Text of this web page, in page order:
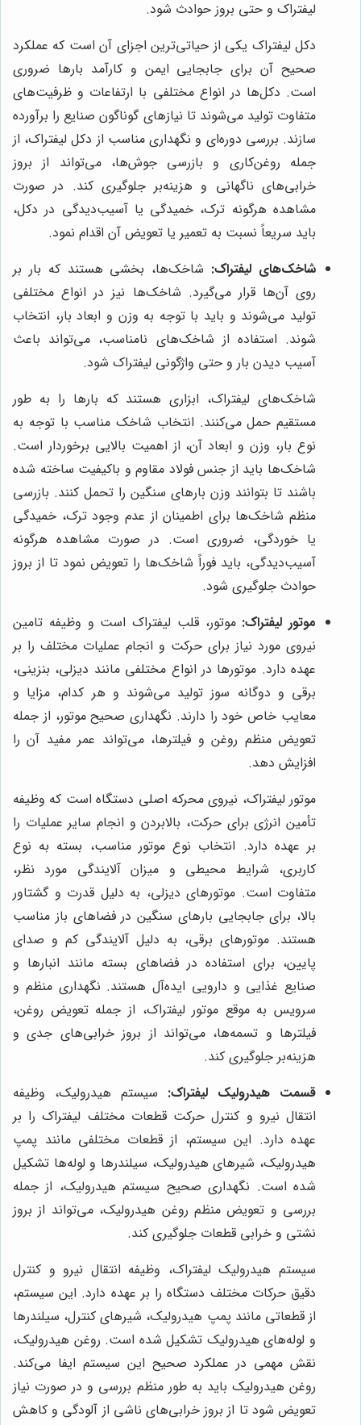
لیفتراک و حتی بروز حوادث شود.
دکل لیفتراک یکی از حیاتی‌ترین اجزای آن است که عملکرد
صحیح آن برای جابجایی ایمن و کارآمد بارها ضروری
است. دکل‌ها در انواع مختلفی با ارتفاعات و ظرفیت‌های
متفاوت تولید می‌شوند تا نیازهای گوناگون صنایع را برآورده
سازند. بررسی دوره‌ای و نگهداری مناسب از دکل لیفتراک، از
جمله روغن‌کاری و بازرسی جوش‌ها، می‌تواند از بروز
خرابی‌های ناگهانی و هزینه‌بر جلوگیری کند. در صورت
مشاهده هرگونه ترک، خمیدگی یا آسیب‌دیدگی در دکل،
باید سریعاً نسبت به تعمیر یا تعویض آن اقدام نمود.
شاخک‌های لیفتراک: شاخک‌ها، بخشی هستند که بار بر
روی آن‌ها قرار می‌گیرد. شاخک‌ها نیز در انواع مختلفی
تولید می‌شوند و باید با توجه به وزن و ابعاد بار، انتخاب
شوند. استفاده از شاخک‌های نامناسب، می‌تواند باعث
آسیب دیدن بار و حتی واژگونی لیفتراک شود.
شاخک‌های لیفتراک، ابزاری هستند که بارها را به طور
مستقیم حمل می‌کنند. انتخاب شاخک مناسب با توجه به
نوع بار، وزن و ابعاد آن، از اهمیت بالایی برخوردار است.
شاخک‌ها باید از جنس فولاد مقاوم و باکیفیت ساخته شده
باشند تا بتوانند وزن بارهای سنگین را تحمل کنند. بازرسی
منظم شاخک‌ها برای اطمینان از عدم وجود ترک، خمیدگی
یا خوردگی، ضروری است. در صورت مشاهده هرگونه
آسیب‌دیدگی، باید فوراً شاخک‌ها را تعویض نمود تا از بروز
حوادث جلوگیری شود.
موتور لیفتراک: موتور، قلب لیفتراک است و وظیفه تامین
نیروی مورد نیاز برای حرکت و انجام عملیات مختلف را بر
عهده دارد. موتورها در انواع مختلفی مانند دیزلی، بنزینی،
برقی و دوگانه سوز تولید می‌شوند و هر کدام، مزایا و
معایب خاص خود را دارند. نگهداری صحیح موتور، از جمله
تعویض منظم روغن و فیلترها، می‌تواند عمر مفید آن را
افزایش دهد.
موتور لیفتراک، نیروی محرکه اصلی دستگاه است که وظیفه
تأمین انرژی برای حرکت، بالابردن و انجام سایر عملیات را
بر عهده دارد. انتخاب نوع موتور مناسب، بسته به نوع
کاربری، شرایط محیطی و میزان آلایندگی مورد نظر،
متفاوت است. موتورهای دیزلی، به دلیل قدرت و گشتاور
بالا، برای جابجایی بارهای سنگین در فضاهای باز مناسب
هستند. موتورهای برقی، به دلیل آلایندگی کم و صدای
پایین، برای استفاده در فضاهای بسته مانند انبارها و
صنایع غذایی و دارویی ایده‌آل هستند. نگهداری منظم و
سرویس به موقع موتور لیفتراک، از جمله تعویض روغن،
فیلترها و تسمه‌ها، می‌تواند از بروز خرابی‌های جدی و
هزینه‌بر جلوگیری کند.
قسمت هیدرولیک لیفتراک: سیستم هیدرولیک، وظیفه
انتقال نیرو و کنترل حرکت قطعات مختلف لیفتراک را بر
عهده دارد. این سیستم، از قطعات مختلفی مانند پمپ
هیدرولیک، شیرهای هیدرولیک، سیلندرها و لوله‌ها تشکیل
شده است. نگهداری صحیح سیستم هیدرولیک، از جمله
بررسی و تعویض منظم روغن هیدرولیک، می‌تواند از بروز
نشتی و خرابی قطعات جلوگیری کند.
سیستم هیدرولیک لیفتراک، وظیفه انتقال نیرو و کنترل
دقیق حرکات مختلف دستگاه را بر عهده دارد. این سیستم،
از قطعاتی مانند پمپ هیدرولیک، شیرهای کنترل، سیلندرها
و لوله‌های هیدرولیک تشکیل شده است. روغن هیدرولیک،
نقش مهمی در عملکرد صحیح این سیستم ایفا می‌کند.
روغن هیدرولیک باید به طور منظم بررسی و در صورت نیاز
تعویض شود تا از بروز خرابی‌های ناشی از آلودگی و کاهش